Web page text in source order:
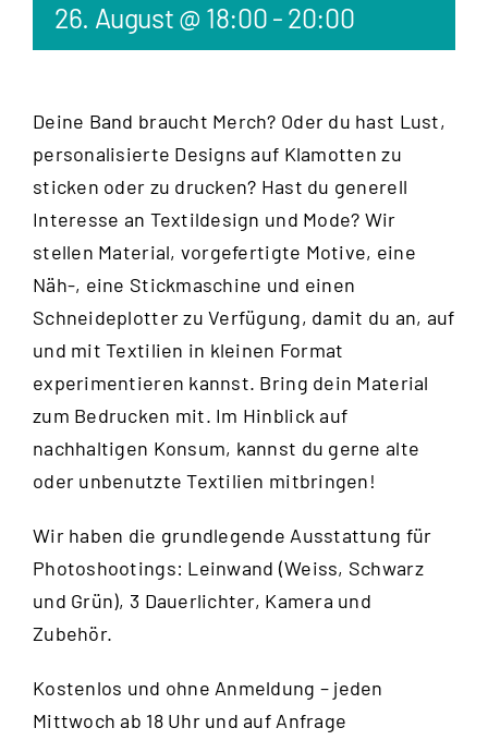
26. August @ 18:00 - 20:00
Deine Band braucht Merch? Oder du hast Lust,
personalisierte Designs auf Klamotten zu
sticken oder zu drucken? Hast du generell
Interesse an Textildesign und Mode? Wir
stellen Material, vorgefertigte Motive, eine
Näh-, eine Stickmaschine und einen
Schneideplotter zu Verfügung, damit du an, auf
und mit Textilien in kleinen Format
experimentieren kannst. Bring dein Material
zum Bedrucken mit. Im Hinblick auf
nachhaltigen Konsum, kannst du gerne alte
oder unbenutzte Textilien mitbringen!
Wir haben die grundlegende Ausstattung für
Photoshootings: Leinwand (Weiss, Schwarz
und Grün), 3 Dauerlichter, Kamera und
Zubehör.
Kostenlos und ohne Anmeldung – jeden
Mittwoch ab 18 Uhr und auf Anfrage